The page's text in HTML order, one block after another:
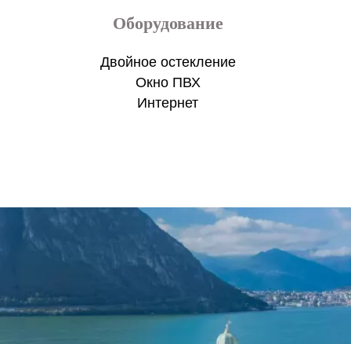
Оборудование
Двойное остекление
Окно ПВХ
Интернет